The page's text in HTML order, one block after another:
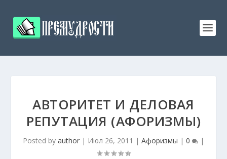
АВТОРИТЕТ И ДЕЛОВАЯ
РЕПУТАЦИЯ (АФОРИЗМЫ)
Posted by author | Июл 26, 2011 | Афоризмы | 0 |